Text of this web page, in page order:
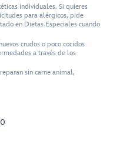
individuales. Si quieres
para alérgicos, pide
en Dietas Especiales cuando
crudos o poco cocidos
a través de los
sin carne animal,
0